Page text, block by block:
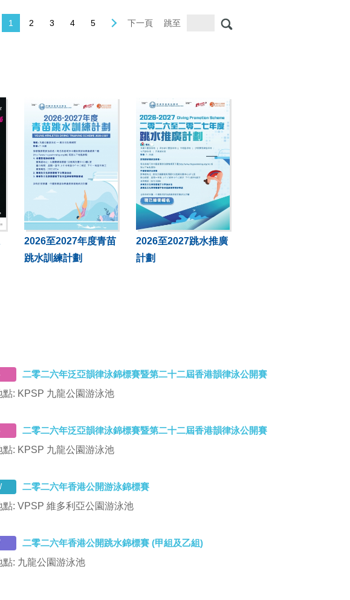
1 2 3 4 5 下一頁 跳至
2026至2027年度青苗
跳水訓練計劃
2026至2027跳水推廣
計劃
二零二六年泛亞韻律泳錦標賽暨第二十二屆香港韻律泳公開賽
點: KPSP 九龍公園游泳池
二零二六年泛亞韻律泳錦標賽暨第二十二屆香港韻律泳公開賽
點: KPSP 九龍公園游泳池
二零二六年香港公開游泳錦標賽
點: VPSP 維多利亞公園游泳池
二零二六年香港公開跳水錦標賽 (甲組及乙組)
點: 九龍公園游泳池